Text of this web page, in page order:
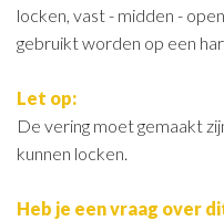
locken, vast - midden -
gebruikt worden op een
Let op:
De vering moet gemaakt
kunnen locken.
Heb je een vraag over